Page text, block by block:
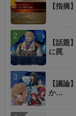
【指摘
【話題
に罠
【議論
か…